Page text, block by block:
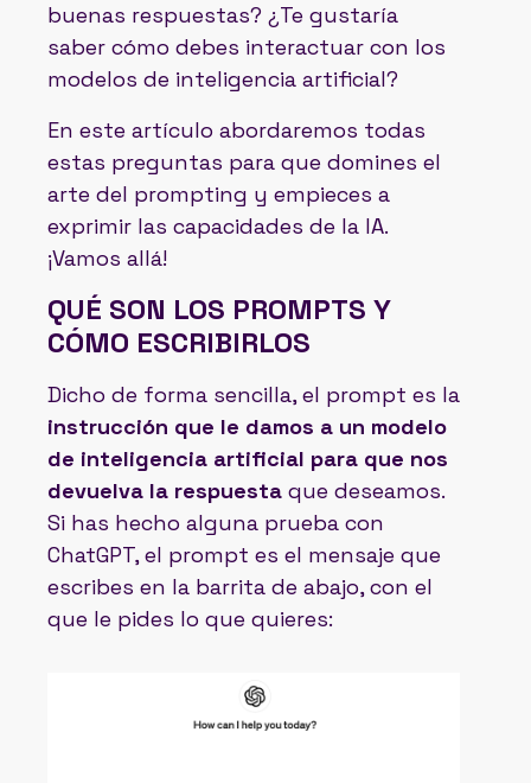
buenas respuestas? ¿Te gustaría
saber cómo debes interactuar con los
modelos de inteligencia artificial?
En este artículo abordaremos todas
estas preguntas para que domines el
arte del prompting y empieces a
exprimir las capacidades de la IA.
¡Vamos allá!
QUÉ SON LOS PROMPTS Y
CÓMO ESCRIBIRLOS
Dicho de forma sencilla, el prompt es la
instrucción que le damos a un modelo
de inteligencia artificial para que nos
devuelva la respuesta que deseamos.
Si has hecho alguna prueba con
ChatGPT, el prompt es el mensaje que
escribes en la barrita de abajo, con el
que le pides lo que quieres: